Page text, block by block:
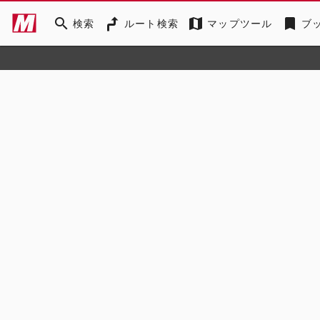
search 検索 ルート検索 map マップツール bookmark ブ